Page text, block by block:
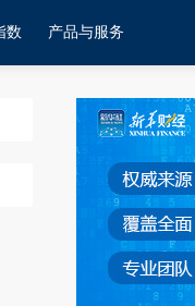
数 产品与服务